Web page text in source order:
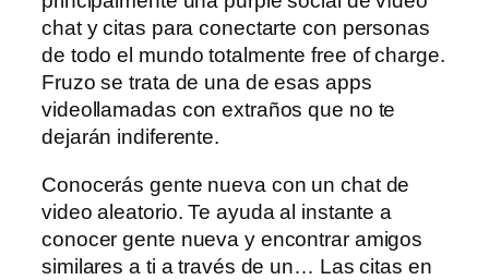
chat y citas para conectarte con personas
de todo el mundo totalmente free of charge.
Fruzo se trata de una de esas apps
videollamadas con extraños que no te
dejarán indiferente.
Conocerás gente nueva con un chat de
video aleatorio. Te ayuda al instante a
conocer gente nueva y encontrar amigos
similares a ti a través de un… Las citas en